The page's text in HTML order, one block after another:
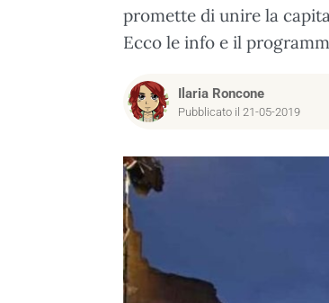
promette di unire la
Ecco le info e il
Ilaria Roncone
Pubblicato il 21-05-2019